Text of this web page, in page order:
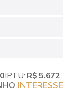
IPTU: R$ 5.672
INTERESSE